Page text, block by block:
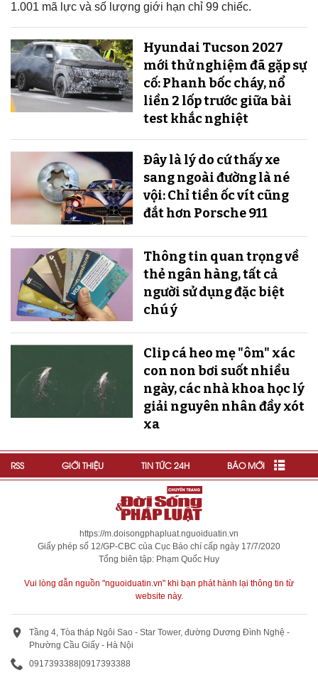
1.001 mã lực và số lượng giới hạn chỉ 99 chiếc.
Hyundai Tucson 2027
mới thử nghiệm đã gặp sự
cố: Phanh bốc cháy, nổ
liền 2 lốp trước giữa bài
test khắc nghiệt
Đây là lý do cứ thấy xe
sang ngoài đường là né
vội: Chỉ tiền ốc vít cũng
đắt hơn Porsche 911
Thông tin quan trọng về
thẻ ngân hàng, tất cả
người sử dụng đặc biệt
chú ý
Clip cá heo mẹ "ôm" xác
con non bơi suốt nhiều
ngày, các nhà khoa học lý
giải nguyên nhân đầy xót
xa
RSS GIỚI THIỆU TIN TỨC 24H BÁO MỚI
https://m.doisongphapluat.nguoiduatin.vn
Giấy phép số 12/GP-CBC của Cục Báo chí cấp ngày 17/7/2020
Tổng biên tập: Phạm Quốc Huy
Vui lòng dẫn nguồn "nguoiduatin.vn" khi bạn phát hành lại thông tin từ
website này.
Tầng 4, Tòa tháp Ngôi Sao - Star Tower, đường Dương Đình Nghệ -
Phường Cầu Giấy - Hà Nội
0917393388 0917393388